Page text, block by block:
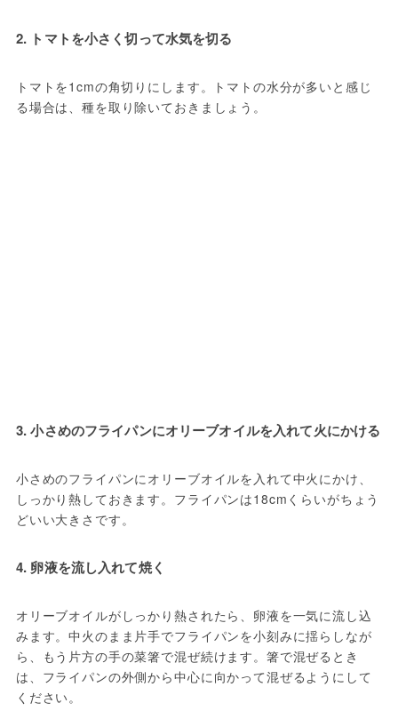
2. トマトを小さく切って水気を切る
トマトを1cmの角切りにします。トマトの水分が多いと感じ
る場合は、種を取り除いておきましょう。
3. 小さめのフライパンにオリーブオイルを入れて火にかける
小さめのフライパンにオリーブオイルを入れて中火にかけ、
しっかり熱しておきます。フライパンは18cmくらいがちょう
どいい大きさです。
4. 卵液を流し入れて焼く
オリーブオイルがしっかり熱されたら、卵液を一気に流し込
みます。中火のまま片手でフライパンを小刻みに揺らしなが
ら、もう片方の手の菜箸で混ぜ続けます。箸で混ぜるとき
は、フライパンの外側から中心に向かって混ぜるようにして
ください。